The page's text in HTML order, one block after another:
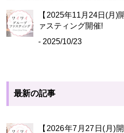
【2025年11月24日(月)
ァスティング開催!
- 2025/10/23
最新の記事
【2026年7月27日(月)